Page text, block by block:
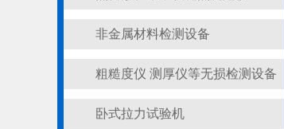
非金属材料检测设备
粗糙度仪 测厚仪等无损检测设备
卧式拉力试验机